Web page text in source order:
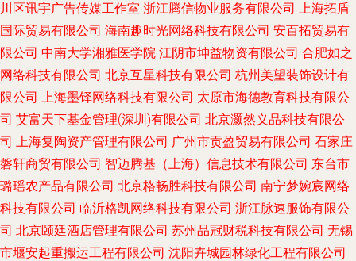
川区讯宇广告传媒工作室 浙江腾信物业服务有限公司 上海拓盾
国际贸易有限公司 海南趣时光网络科技有限公司 安百拓贸易有
限公司 中南大学湘雅医学院 江阴市坤益物资有限公司 合肥如之
网络科技有限公司 北京互星科技有限公司 杭州美望装饰设计有
限公司 上海墨铎网络科技有限公司 太原市海德教育科技有限公
司 艾富天下基金管理(深圳)有限公司 北京灏然义品科技有限公
司 上海复陶资产管理有限公司 广州市贡盈贸易有限公司 石家庄
磐轩商贸有限公司 智迈腾基（上海）信息技术有限公司 东台市
璐瑶农产品有限公司 北京格畅胜科技有限公司 南宁梦婉宸网络
科技有限公司 临沂格凯网络科技有限公司 浙江脉速服饰有限公
司 北京颐廷酒店管理有限公司 苏州品冠财税科技有限公司 无锡
市堰安起重搬运工程有限公司 沈阳卉城园林绿化工程有限公司